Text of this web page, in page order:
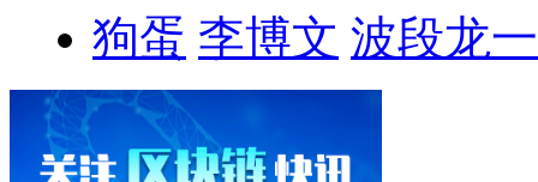
狗蛋 李博文 波段龙一